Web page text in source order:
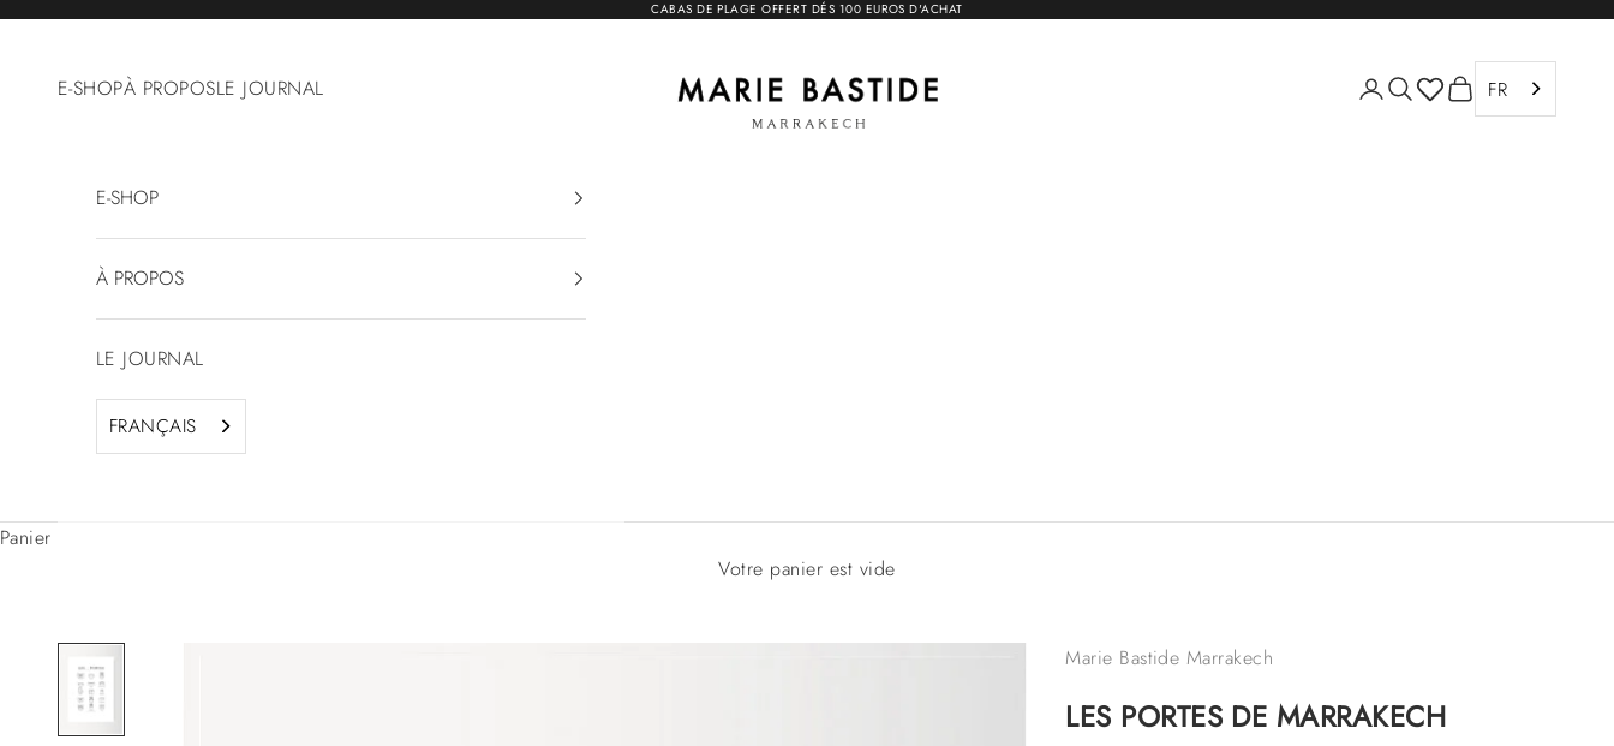
Passer au contenu CABAS DE PLAGE OFFERT DÉS 100 EUROS D'ACHAT
E-SHOPÀ PROPOSLE JOURNAL Ouvrir le compte utilisation
Ouvrir la recherche
Voir le panier
FR
E-SHOP
À PROPOS
LE JOURNAL
FRANÇAIS
Panier
Votre panier est vide
Marie Bastide Marrakech
LES PORTES DE MARRAKECH